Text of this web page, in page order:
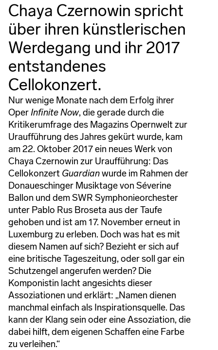
Chaya Czernowin spricht
über ihren künstlerischen
Werdegang und ihr 2017
entstandenes
Cellokonzert.
Nur wenige Monate nach dem Erfolg ihrer
OperInfinite Now, die gerade durch die
Kritikerumfrage des Magazins Opernwelt zur
Uraufführung des Jahres gekürt wurde, kam
am 22. Oktober 2017 ein neues Werk von
Chaya Czernowin zur Uraufführung: Das
Cellokonzert Guardianwurde im Rahmen der
Donaueschinger Musiktage von Séverine
Ballon und dem SWR Symphonieorchester
unter Pablo Rus Broseta aus der Taufe
gehoben und ist am 17. November erneut in
Luxemburg zu erleben. Doch was hat es mit
diesem Namen auf sich? Bezieht er sich auf
eine britische Tageszeitung, oder soll gar ein
Schutzengel angerufen werden? Die
Komponistin lacht angesichts dieser
Assoziationen und erklärt: „Namen dienen
manchmal einfach als Inspirationsquelle. Das
kann der Klang sein oder eine Assoziation, die
dabei hilft, dem eigenen Schaffen eine Farbe
zu verleihen.“